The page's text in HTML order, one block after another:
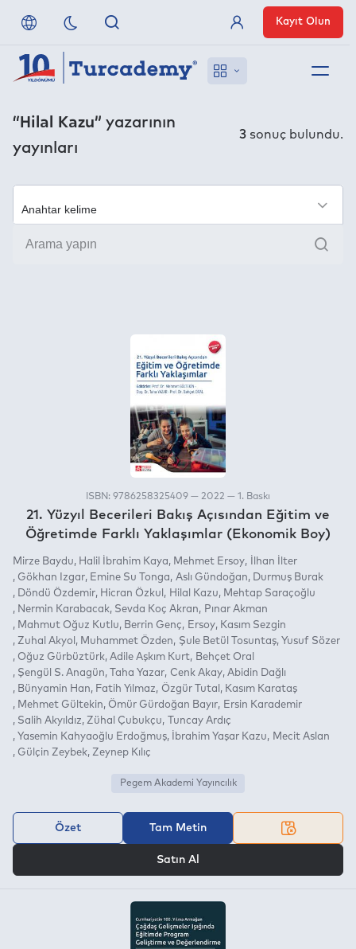
Referanslarımız
Uzaktan Erişim
Nasıl Erişirim
Üye Girişi
Kayıt Olun
“Hilal Kazu” yazarının
yayınları
3 sonuç bulundu.
Ara
ISBN: 9786258325409 — 2022 — 1. Baskı
21. Yüzyıl Becerileri Bakış Açısından Eğitim ve
Öğretimde Farklı Yaklaşımlar (Ekonomik Boy)
Mirze Baydu Halil İbrahim Kaya Mehmet Ersoy
İlhan İlter
Gökhan Izgar
Emine Su Tonga Aslı Gündoğan
Durmuş Burak
Döndü Özdemir
Hicran Özkul Hilal Kazu
Mehtap Saraçoğlu
Nermin Karabacak Sevda Koç Akran
Pınar Akman
Mahmut Oğuz Kutlu
Berrin Genç Ersoy
Kasım Sezgin
Zuhal Akyol
Muhammet Özden Şule Betül Tosuntaş Yusuf Sözer
Oğuz Gürbüztürk Adile Aşkım Kurt
Behçet Oral
Şengül S. Anagün
Taha Yazar Cenk Akay Abidin Dağlı
Bünyamin Han
Fatih Yılmaz Özgür Tutal
Kasım Karataş
Mehmet Gültekin
Ömür Gürdoğan Bayır
Ersin Karademir
Salih Akyıldız Zühal Çubukçu
Tuncay Ardıç
Yasemin Kahyaoğlu Erdoğmuş
İbrahim Yaşar Kazu
Mecit Aslan
Gülçin Zeybek Zeynep Kılıç
Pegem Akademi Yayıncılık
Özet Tam Metin
Satın Al